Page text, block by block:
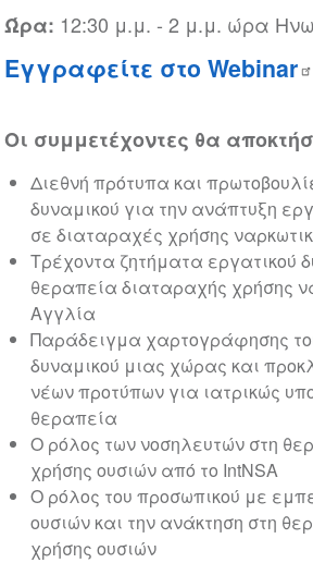
Ώρα: 12:30 μ.μ. - 2 μ.μ. ώρα
Εγγραφείτε στο Webinar
Οι συμμετέχοντες θα
Διεθνή πρότυπα και
δυναμικού για την ανάπτυξη
σε διαταραχές χρήσης
Τρέχοντα ζητήματα εργατικού
θεραπεία διαταραχής χρήσης
Αγγλία
Παράδειγμα χαρτογράφησης
δυναμικού μιας χώρας και
νέων προτύπων για ιατρικώς
θεραπεία
Ο ρόλος των νοσηλευτών στη
χρήσης ουσιών από το IntNSA
Ο ρόλος του προσωπικού με
ουσιών και την ανάκτηση στη
χρήσης ουσιών